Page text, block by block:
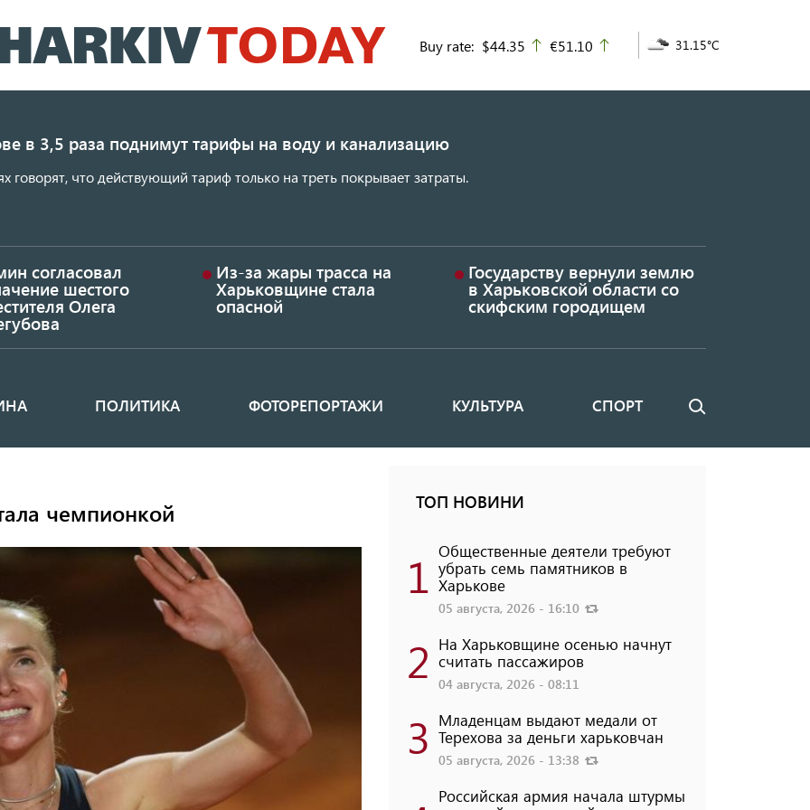
к
основному
Buy rate: $44.35 up
€51.10 31.15°C
в 3,5 раза поднимут тарифы на воду и канализацию
говорят, что действующий тариф только на треть покрывает затраты.
согласовал
шестого
Олега
Из-за жары трасса на
Харьковщине стала
опасной
Государству вернули землю
в Харьковской области со
скифским городищем
ПОЛИТИКА ФОТОРЕПОРТАЖИ КУЛЬТУРА СПОРТ Поиск
чемпионкой ТОП НОВИНИ
1 Общественные деятели требуют
убрать семь памятников в
Харькове
05 августа, 2026 - 16:10
2 На Харьковщине осенью начнут
считать пассажиров
04 августа, 2026 - 08:11
3 Младенцам выдают медали от
Терехова за деньги харьковчан
05 августа, 2026 - 13:38
Российская армия начала штурмы